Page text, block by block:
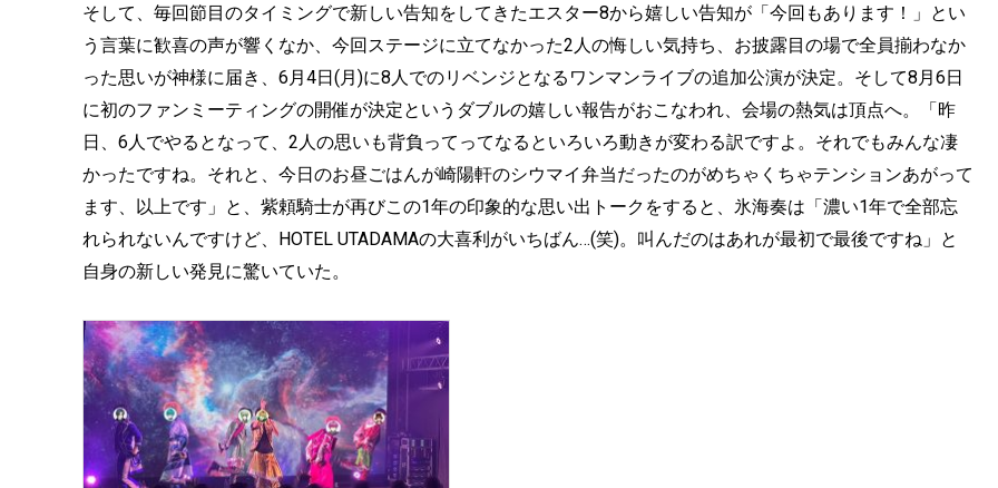
そして、毎回節目のタイミングで新しい告知をしてきたエスター8から嬉しい告知が「今回もあります！」とい
う言葉に歓喜の声が響くなか、今回ステージに立てなかった2人の悔しい気持ち、お披露目の場で全員揃わなか
った思いが神様に届き、6月4日(月)に8人でのリベンジとなるワンマンライブの追加公演が決定。そして8月6日
に初のファンミーティングの開催が決定というダブルの嬉しい報告がおこなわれ、会場の熱気は頂点へ。「昨
日、6人でやるとなって、2人の思いも背負ってってなるといろいろ動きが変わる訳ですよ。それでもみんな凄
かったですね。それと、今日のお昼ごはんが崎陽軒のシウマイ弁当だったのがめちゃくちゃテンションあがって
ます、以上です」と、紫頼騎士が再びこの1年の印象的な思い出トークをすると、氷海奏は「濃い1年で全部忘
れられないんですけど、HOTEL UTADAMAの大喜利がいちばん…(笑)。叫んだのはあれが最初で最後ですね」と
自身の新しい発見に驚いていた。